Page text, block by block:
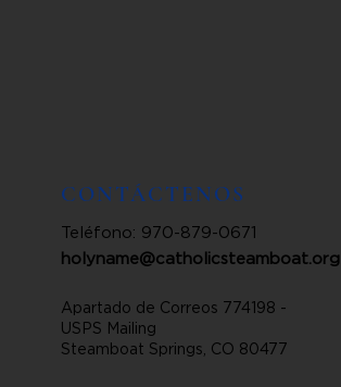
CONTÁCTENOS
Teléfono: 970-879-0671
holyname@catholicsteamboat.org
Apartado de Correos 774198 -
USPS Mailing
Steamboat Springs, CO 80477